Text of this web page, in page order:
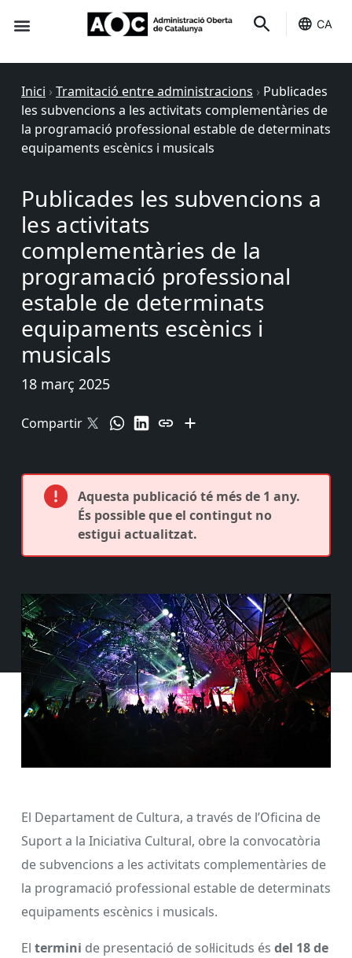
CA
Inici › Tramitació entre administracions › Publicades
les subvencions a les activitats complementàries de
la programació professional estable de determinats
equipaments escènics i musicals
Publicades les subvencions a
les activitats
complementàries de la
programació professional
estable de determinats
equipaments escènics i
musicals
18 març 2025
Compartir
Aquesta publicació té més de 1 any.
És possible que el contingut no
estigui actualitzat.
El Departament de Cultura, a través de l’Oficina de
Suport a la Iniciativa Cultural, obre la convocatòria
de subvencions a les activitats complementàries de
la programació professional estable de determinats
equipaments escènics i musicals.
El termini de presentació de sol·licituds és del 18 de